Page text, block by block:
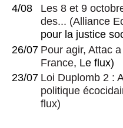
4/08
Les 8 et 9
des... (Alliance
pour la justice
26/07 Pour agir, Attac
France, Le flux)
23/07 Loi Duplomb 2 :
politique
flux)